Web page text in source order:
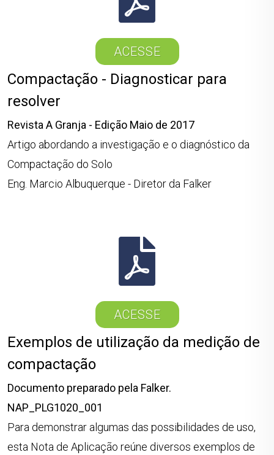
ACESSE
Compactação - Diagnosticar para
resolver
Revista A Granja - Edição Maio de 2017
Artigo abordando a investigação e o diagnóstico da
Compactação do Solo
Eng. Marcio Albuquerque - Diretor da Falker
ACESSE
Exemplos de utilização da medição de
compactação
Documento preparado pela Falker.
NAP_PLG1020_001
Para demonstrar algumas das possibilidades de uso,
esta Nota de Aplicação reúne diversos exemplos de